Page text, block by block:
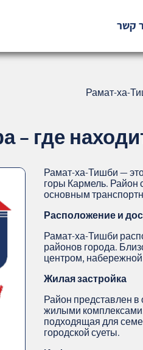
קשר
Рамат-ха-
где
Рамат-ха-Тишби —
горы Кармель. Район
основным
Расположение и
Рамат-ха-Тишби
районов города.
центром,
Жилая застройка
Район представлен
жилыми
подходящая для
городской суеты.